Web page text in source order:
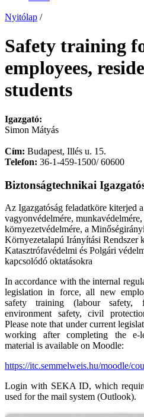
Nyitólap /
Safety training
employees,
students
Igazgató:
Simon Mátyás
Cím: Budapest, Illés u. 15.
Telefon: 36-1-459-1500/ 60600
Biztonságtechnikai
Az Igazgatóság feladatköre kiterjed
vagyonvédelmére,
környezetvédelmére, a
Környezetalapú Irányítási Rendszer
Katasztrófavédelmi és Polgári
kapcsolódó oktatásokra
In accordance with the internal
legislation in force, all new
safety training (labour safety,
environment safety, civil
Please note that under current
working after completing the e-
material is available on Moodle:
https://itc.semmelweis.hu/moodle/
Login with SEKA ID, which
used for the mail system (Outlook).